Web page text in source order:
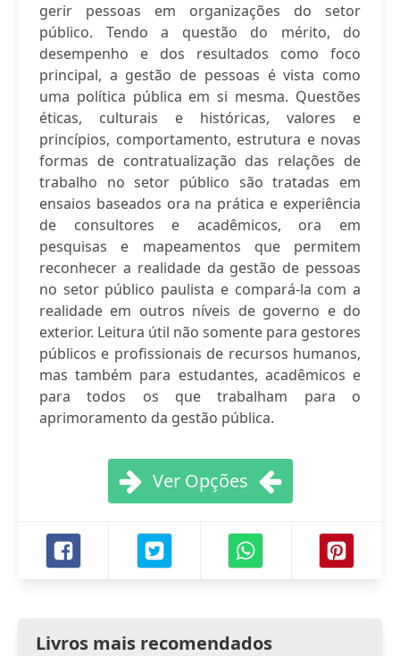
gerir pessoas em organizações do setor
público. Tendo a questão do mérito, do
desempenho e dos resultados como foco
principal, a gestão de pessoas é vista como
uma política pública em si mesma. Questões
éticas, culturais e históricas, valores e
princípios, comportamento, estrutura e novas
formas de contratualização das relações de
trabalho no setor público são tratadas em
ensaios baseados ora na prática e experiência
de consultores e acadêmicos, ora em
pesquisas e mapeamentos que permitem
reconhecer a realidade da gestão de pessoas
no setor público paulista e compará-la com a
realidade em outros níveis de governo e do
exterior. Leitura útil não somente para gestores
públicos e profissionais de recursos humanos,
mas também para estudantes, acadêmicos e
para todos os que trabalham para o
aprimoramento da gestão pública.
Ver Opções
Livros mais recomendados